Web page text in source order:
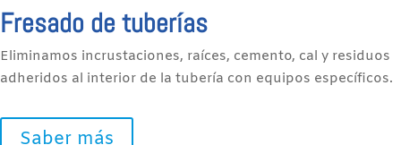
Fresado de tuberías
Eliminamos incrustaciones, raíces, cemento, cal y residuos
adheridos al interior de la tubería con equipos específicos.
Saber más